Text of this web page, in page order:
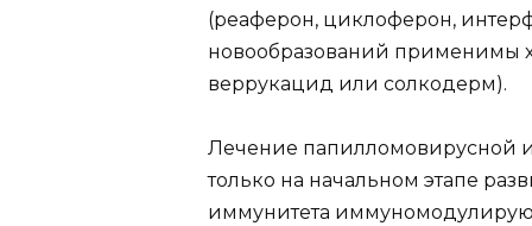
(реаферон, циклоферон,
новообразований применимы
веррукацид или солкодерм).
Лечение папилломовирусной
только на начальном этапе
иммунитета